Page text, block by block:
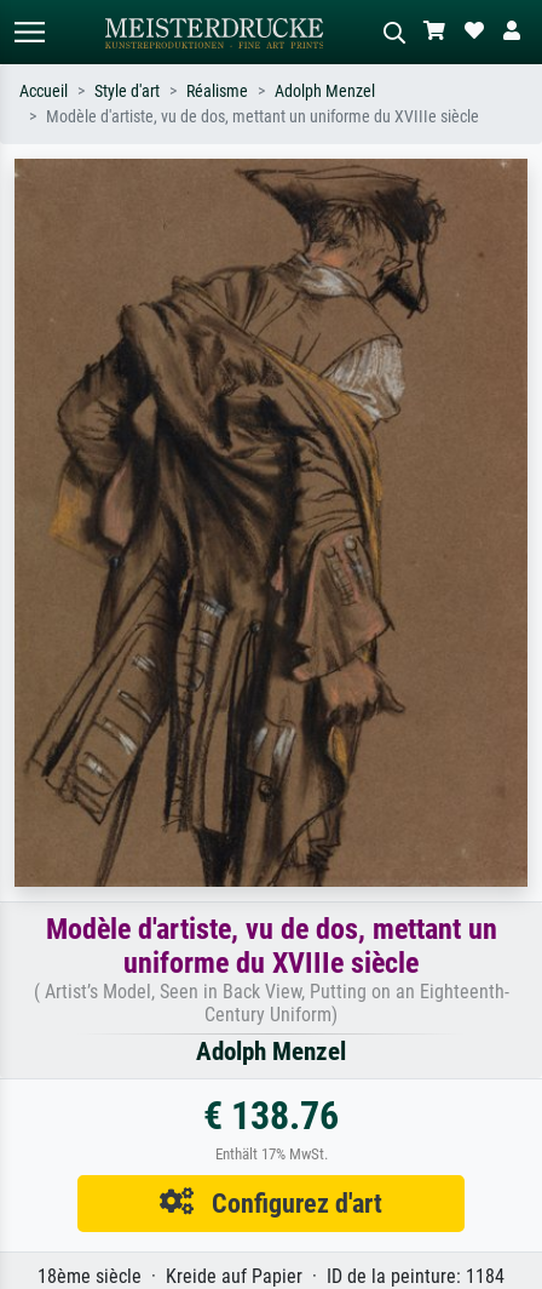
Recherchez par artiste, titre ou style –
impressionnisme, vague de Hokusai,
Décrivez la scène – ex. prairie verte,
abstrait avec beaucoup de rouge,
tableau sombre, nu debout près d'un
arbre.
Accueil Style d'art Réalisme
Adolph Menzel
Modèle d'artiste, vu de dos, mettant un uniforme du XVIIIe siècle
Modèle d'artiste, vu de dos, mettant un
uniforme du XVIIIe siècle
( Artist’s Model, Seen in Back View, Putting on an Eighteenth-
Century Uniform)
Adolph Menzel
€ 138.76
Enthält 17% MwSt.
Configurez d'art
18ème siècle · Kreide auf Papier · ID de la peinture: 1184